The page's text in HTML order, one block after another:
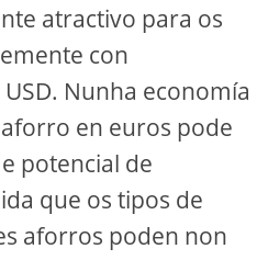
atractivo para os
con
Nunha economía
en euros pode
potencial de
que os tipos de
aforros poden non